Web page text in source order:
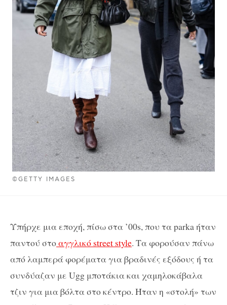
©GETTY IMAGES
Υπήρχε μια εποχή, πίσω στα ’00s, που τα parka ήταν
παντού στοαγγλικό street style. Τα φορούσαν πάνω
από λαμπερά φορέματα για βραδινές εξόδους ή τα
συνδύαζαν με Ugg μποτάκια και χαμηλοκάβαλα
τζιν για μια βόλτα στο κέντρο. Ήταν η «στολή» των